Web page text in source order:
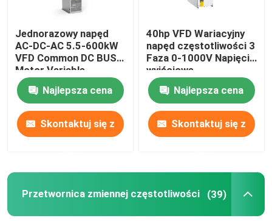
solarny falownik hybrydowy
Jednorazowy napęd
AC-DC-AC 5.5-600kW
VFD Common DC BUS
Motor Variable
Frequency Drive For
Lift
Najlepsza cena
Skontaktuj się z
40hp VFD Wariacyjny
napęd częstotliwości 3
Faza 0-1000V Napięcie
wyjściowe
Najlepsza cena
Skontaktuj się z
Przetwornica zmiennej częstotliwości (39)